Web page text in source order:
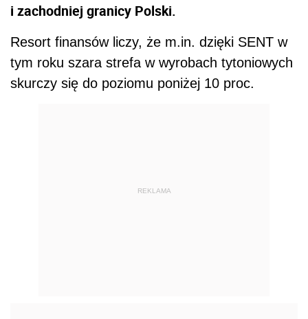
i zachodniej granicy Polski.
Resort finansów liczy, że m.in. dzięki SENT w
tym roku szara strefa w wyrobach tytoniowych
skurczy się do poziomu poniżej 10 proc.
REKLAMA